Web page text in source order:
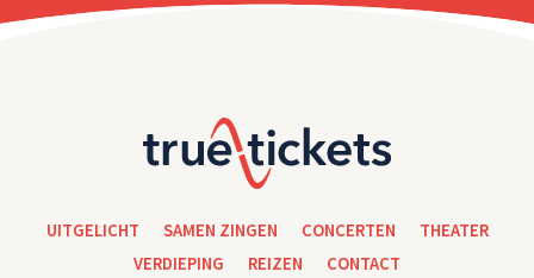
UITGELICHT SAMEN ZINGEN CONCERTEN
THEATER
VERDIEPING
REIZEN CONTACT